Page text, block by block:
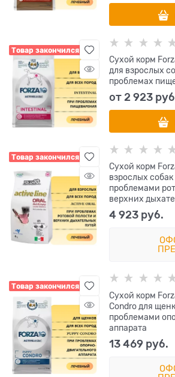
Товар закончился
Сухой корм
для взрослых
проблемах
от2 923
Товар закончился
Сухой корм
взрослых
проблемами
верхних
4 923 руб.
Товар закончился
Сухой корм
Condro для
проблемами
аппарата
13 469 руб.